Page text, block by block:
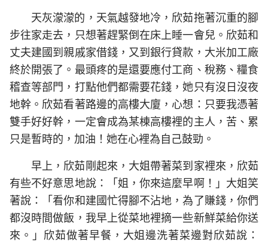
天灰濛濛的，天氣越發地冷，欣茹拖著沉重的腳
步往家走去，只想著趕緊倒在床上睡一會兒。欣茹和
丈夫建國到親戚家借錢，又到銀行貸款，大米加工廠
終於開張了。最頭疼的是還要應付工商、稅務、糧食
稽查等部門，打點他們都需要花錢，她只有沒日沒夜
地幹。欣茹看著路邊的高樓大廈，心想：只要我憑著
雙手好好幹，一定會成為某棟高樓裡的主人，苦、累
只是暫時的，加油！她在心裡為自己鼓勁。
早上，欣茹剛起來，大姐帶著菜到家裡來，欣茹
有些不好意思地說：「姐，你來這麼早啊！」大姐笑
著說：「看你和建國忙得腳不沾地，為了賺錢，你們
都沒時間做飯，我早上從菜地裡摘一些新鮮菜給你送
來。」欣茹做著早餐，大姐邊洗著菜邊對欣茹說：